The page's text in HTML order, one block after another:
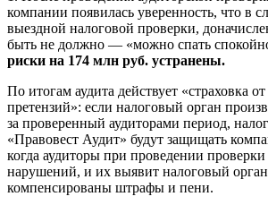
компании появилась уверенность, что в
выездной налоговой проверки,
быть не должно — «можно спать
риски на 174 млн руб. устранены.
По итогам аудита действует «страховка
претензий»: если налоговый орган
за проверенный аудиторами период,
«Правовест Аудит» будут защищать
когда аудиторы при проведении проверки
нарушений, и их выявит налоговый
компенсированы штрафы и пени.